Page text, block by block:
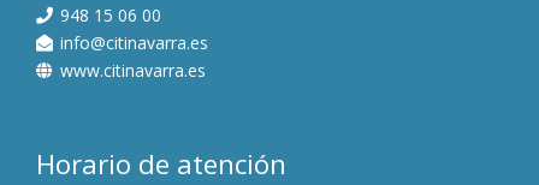
948 15 06 00
info@citinavarra.es
www.citinavarra.es
Horario de atención